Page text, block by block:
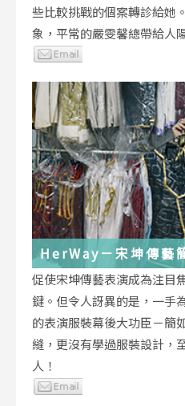
些比較挑戰的個案轉診給她
象，平常的嚴雯馨總帶給人
HerWay－宋坤傳藝
促使宋坤傳藝表演成為注目
鍵。但令人訝異的是，一手
的表演服裝幕後大功臣－簡
縫，更沒有學過服裝設計，
人！